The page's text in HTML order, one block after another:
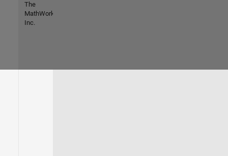
The
MathWorks,
Inc.